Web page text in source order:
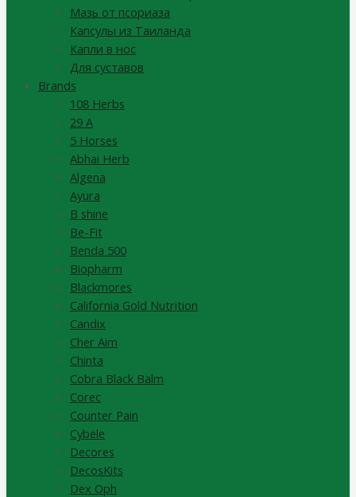
Мазь от псориаза
Капсулы из Таиланда
Капли в нос
Для суставов
Brands
108 Herbs
29 A
5 Horses
Abhai Herb
Algena
Ayura
B shine
Be-Fit
Benda 500
Biopharm
Blackmores
California Gold Nutrition
Candix
Cher Aim
Chinta
Cobra Black Balm
Corec
Counter Pain
Cybele
Decores
DecosKits
Dex Oph